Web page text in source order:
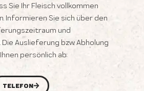
Sie Ihr Fleisch vollkommen
Informieren Sie sich über den
und
Auslieferung bzw. Abholung
persönlich ab:
TELEFON